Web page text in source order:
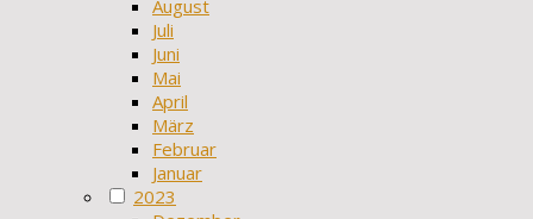
August
Juli
Juni
Mai
April
März
Februar
Januar
2023